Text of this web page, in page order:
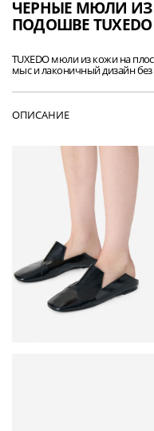
ЧЕРНЫЕ МЮЛИ
ПОДОШВЕ TUXEDO
TUXEDO мюли из кожи на
мыс и лаконичный дизайн без
ОПИСАНИЕ
• WP70TUXEDO-BLA01
• Мюли из кожи на плоской
• Зауженный квадратный мыс
• Основной материал: 100%
• Сделано в Португалии